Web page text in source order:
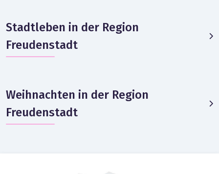
Stadtleben in der Region
Freudenstadt
Weihnachten in der Region
Freudenstadt